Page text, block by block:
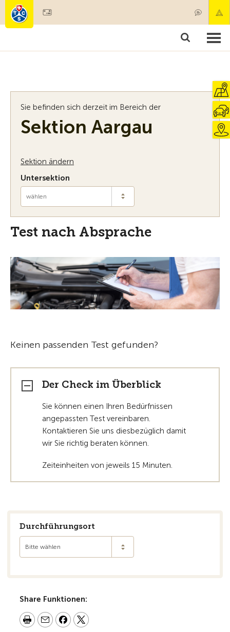
Mitgliedschaft & Leistungen
Sie befinden sich derzeit im Bereich der
Sektion Aargau
Sektion ändern
Untersektion
wählen
Test nach Absprache
Keinen passenden Test gefunden?
Der Check im Überblick
Sie können einen Ihren Bedürfnissen
angepassten Test vereinbaren.
Kontaktieren Sie uns diesbezüglich damit
wir Sie richtig beraten können.
Zeiteinheiten von jeweils 15 Minuten.
Durchführungsort
Bitte wählen
Share Funktionen: